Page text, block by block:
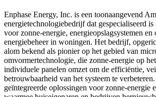
Enphase Energy, Inc. is een toonaangevend
energietechnologiebedrijf dat gespecialiseerd
voor zonne-energie, energieopslagsystemen
energiebeheer in woningen. Het bedrijf,
alom bekend als pionier op het gebied van
omvormertechnologie, die zonne-energie op
individuele panelen omzet om de efficiëntie,
betrouwbaarheid van het systeem te
geïntegreerde oplossingen voor zonne-energie